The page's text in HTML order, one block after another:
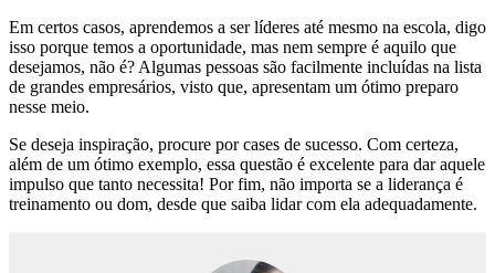
Em certos casos, aprendemos a ser líderes até mesmo na escola, digo
isso porque temos a oportunidade, mas nem sempre é aquilo que
desejamos, não é? Algumas pessoas são facilmente incluídas na lista
de grandes empresários, visto que, apresentam um ótimo preparo
nesse meio.
Se deseja inspiração, procure por cases de sucesso. Com certeza,
além de um ótimo exemplo, essa questão é excelente para dar aquele
impulso que tanto necessita! Por fim, não importa se a liderança é
treinamento ou dom, desde que saiba lidar com ela adequadamente.